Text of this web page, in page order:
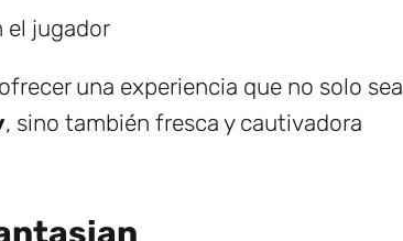
el jugador
una experiencia que no solo sea
, sino también fresca y cautivadora